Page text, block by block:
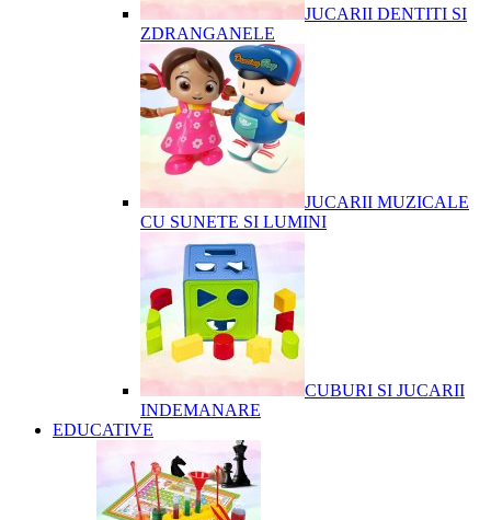
JUCARII DENTITI SI
ZDRANGANELE
JUCARII MUZICALE
CU SUNETE SI LUMINI
CUBURI SI JUCARII
INDEMANARE
EDUCATIVE